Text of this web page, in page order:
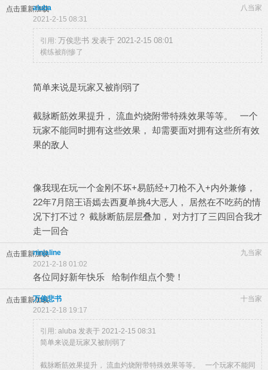
点击重新加载 八当家
aluba
2021-2-15 08:31
引用: 万俟悲书 发表于 2021-2-15 08:01
横练被削惨了
简单来说是玩家又被削弱了
截脉断筋效果提升， 流血灼烧附带特殊效果等等。 一个
玩家不能同时拥有这些效果， 却需要面对拥有这些所有效
果的敌人
像我现在玩一个金刚不坏+易筋经+刀枪不入+内外兼修，
22年7月陪王语嫣去西夏单挑4大恶人， 居然在不吃药的情
况下打不过？ 截脉断筋层层叠加， 对方打了三四回合我才
走一回合
点击重新加载 九当家
ninjaline
2021-2-18 01:02
各位同好新年快乐 给制作组点个赞！
点击重新加载 十当家
万俟悲书
2021-2-18 19:17
引用: aluba 发表于 2021-2-15 08:31
简单来说是玩家又被削弱了
截脉断筋效果提升， 流血灼烧附带特殊效果等等。 一个玩家不能同